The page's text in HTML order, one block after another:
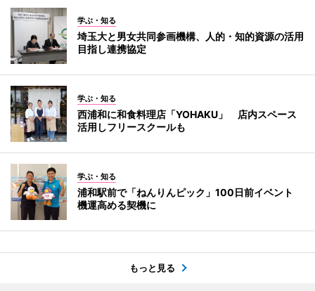
学ぶ・知る
埼玉大と男女共同参画機構、人的・知的資源の活用
目指し連携協定
学ぶ・知る
西浦和に和食料理店「YOHAKU」 店内スペース
活用しフリースクールも
学ぶ・知る
浦和駅前で「ねんりんピック」100日前イベント
機運高める契機に
もっと見る